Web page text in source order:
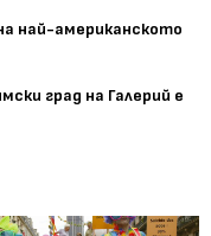
най-американското
град на Галерий е